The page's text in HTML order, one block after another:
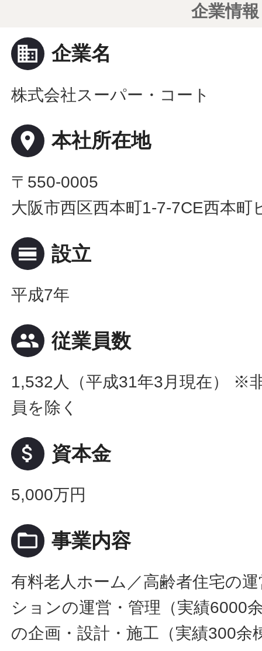
企業情報
business 企業名
株式会社スーパー・コート
place 本社所在地
〒550-0005
大阪市西区西本町1-7-7CE西本町
calendar_view_day 設立
平成7年
people 従業員数
1,532人（平成31年3月現在） ※
員を除く
attach_money 資本金
5,000万円
folder_open 事業内容
有料老人ホーム／高齢者住宅の
ションの運営・管理（実績6000
の企画・設計・施工（実績300余